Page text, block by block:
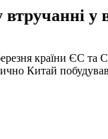
у
країни ЄС
Китай побудував